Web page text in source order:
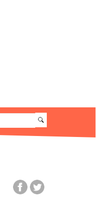
Recherche